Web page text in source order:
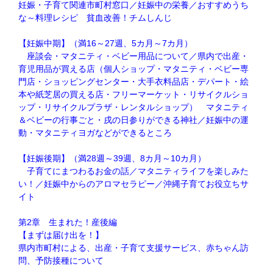
妊娠・子育て関連市町村窓口／妊娠中の栄養／おすすめうち
な～料理レシピ 貧血改善！チムしんじ
【妊娠中期】（満16～27週、5カ月～7カ月）
座談会・マタニティ・ベビー用品について／県内で出産・
育児用品が買える店（個人ショップ・マタニティ・ベビー専
門店・ショッピングセンター・大手衣料品店・デパート・絵
本や紙芝居の買える店・フリーマーケット・リサイクルショ
ップ・リサイクルプラザ・レンタルショップ） マタニティ
＆ベビーの行事ごと・戌の日参りができる神社／妊娠中の運
動・マタニティヨガなどができるところ
【妊娠後期】（満28週～39週、8カ月～10カ月）
子育てにまつわるお金の話／マタニティライフを楽しみた
い！／妊娠中からのアロマセラピー／沖縄子育てお役立ちサ
イト
第2章 生まれた！産後編
【まずは届け出を！】
県内市町村による、出産・子育て支援サービス、赤ちゃん訪
問、予防接種について